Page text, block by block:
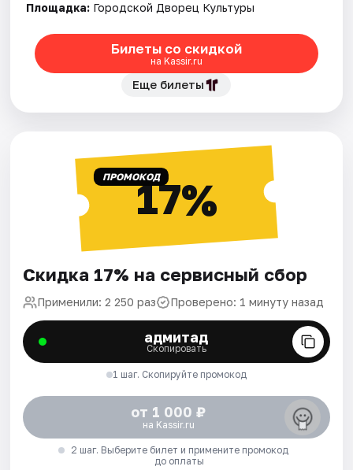
Площадка: Городской Дворец Культуры
Билеты со скидкой
на Kassir.ru
Еще билеты
ПРОМОКОД17%
Скидка 17% на сервисный сбор
Применили: 2 250 раз Проверено: 1 минуту назад
адмитад
Скопировать
1 шаг. Скопируйте промокод
от 1 000 ₽
на Kassir.ru
2 шаг. Выберите билет и примените промокод
до оплаты